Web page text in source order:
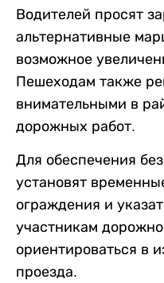
Водителей просят
альтернативные
возможное
Пешеходам также
внимательными в
дорожных работ.
Для обеспечения
установят
ограждения и
участникам
ориентироваться в
проезда.